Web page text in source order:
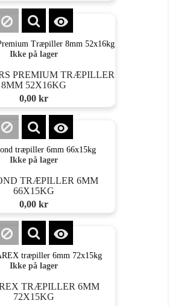

Ikke på lager
PREMIUM TRÆPILLER
8MM 52X16KG
Pris
0,00 kr

Ikke på lager
TRÆPILLER 6MM
66X15KG
Pris
0,00 kr

Ikke på lager
TRÆPILLER 6MM
72X15KG